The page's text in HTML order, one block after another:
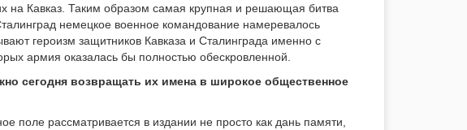
на Кавказ. Таким образом самая крупная и решающая битва
немецкое военное командование намеревалось
героизм защитников Кавказа и Сталинграда именно с
армия оказалась бы полностью обескровленной.
сегодня возвращать их имена в широкое общественное
поле рассматривается в издании не просто как дань памяти,